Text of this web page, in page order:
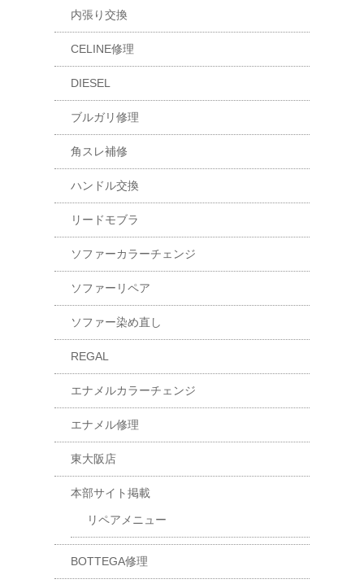
内張り交換
CELINE修理
DIESEL
ブルガリ修理
角スレ補修
ハンドル交換
リードモブラ
ソファーカラーチェンジ
ソファーリペア
ソファー染め直し
REGAL
エナメルカラーチェンジ
エナメル修理
東大阪店
本部サイト掲載
リペアメニュー
BOTTEGA修理